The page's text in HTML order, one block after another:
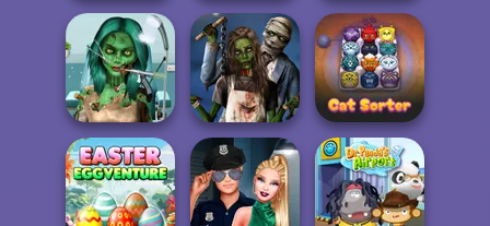
Elven Makeover
Winx Paint Fairy
Color
Online Selfie
Stories
Ghoulish To
Gorgeous Cool
Zomb...
Zombie
Romance
Cat Sorter Puzzle